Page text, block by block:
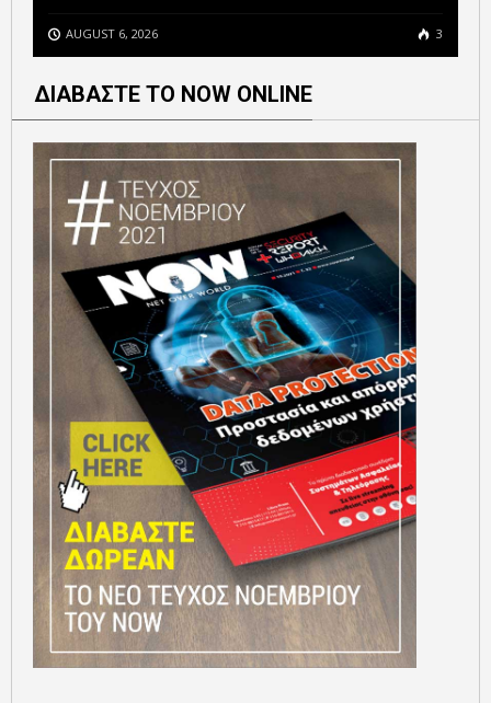
AUGUST 6, 2026 3
ΔΙΑΒΑΣΤΕ ΤΟ NOW ONLINE